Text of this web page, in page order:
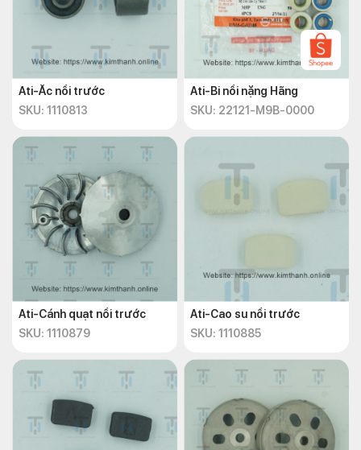
Ati-Ắc nồi trước
SKU: 1110813
Ati-Bi nồi nặng Hãng
SKU: 22121-M9B-0000
Ati-Cánh quạt nồi trước
SKU: 1110879
Ati-Cao su nồi trước
SKU: 1110885